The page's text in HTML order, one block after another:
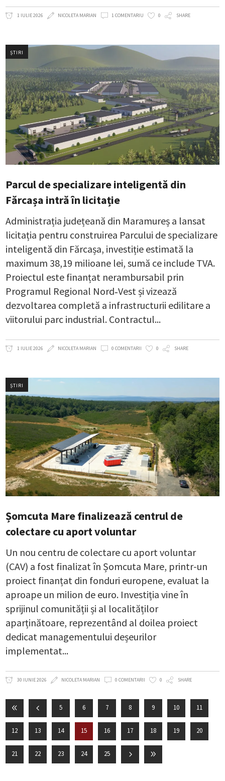
1 IULIE 2026 NICOLETA MARIAN 1 COMENTARIU 0 SHARE
ȘTIRI
Parcul de specializare inteligentă din
Fărcașa intră în licitație
Administrația județeană din Maramureș a lansat
licitația pentru construirea Parcului de specializare
inteligentă din Fărcașa, investiție estimată la
maximum 38,19 milioane lei, sumă ce include TVA.
Proiectul este finanțat nerambursabil prin
Programul Regional Nord‑Vest și vizează
dezvoltarea completă a infrastructurii edilitare a
viitorului parc industrial. Contractul
1 IULIE 2026 NICOLETA MARIAN 0 COMENTARII 0 SHARE
ȘTIRI
Șomcuta Mare finalizează centrul de
colectare cu aport voluntar
Un nou centru de colectare cu aport voluntar
(CAV) a fost finalizat în Șomcuta Mare, printr-un
proiect finanțat din fonduri europene, evaluat la
aproape un milion de euro. Investiția vine în
sprijinul comunității și al localităților
aparținătoare, reprezentând al doilea proiect
dedicat managementului deșeurilor
implementat
30 IUNIE 2026 NICOLETA MARIAN 0 COMENTARII 0 SHARE
5 6 7 8 9 10 11
12 13 14 15 16 17 18 19 20
21 22 23 24 25